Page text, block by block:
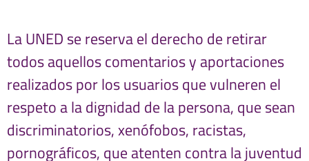
La UNED se reserva el derecho de retirar
todos aquellos comentarios y aportaciones
realizados por los usuarios que vulneren el
respeto a la dignidad de la persona, que sean
discriminatorios, xenófobos, racistas,
pornográficos, que atenten contra la juventud